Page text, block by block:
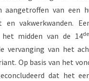
aangetroffen van een
en vakwerkwanden.
midden van de 14de
vervanging van het
Op basis van het
dat het